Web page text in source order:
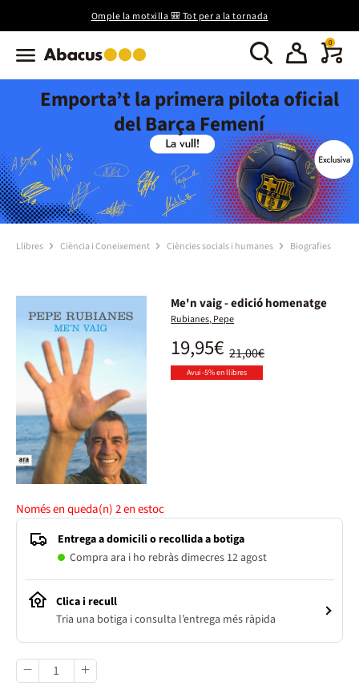
Omple la motxilla 🎒 Tot per a la tornada
0
Emporta’t la primera pilota oficial
del Barça Femení
Llibres Ciència i Coneixement Ciències socials i humanes Biografies
Me'n vaig - edició homenatge
Rubianes, Pepe
21,00€
19,95€
Avui -5% en llibres
Només en queda(n)2en estoc
Entrega a domicili o recollida a botiga
Compra ara i ho rebràs dimecres 12 agost
Clica i recull
Tria una botiga i consulta l’entrega més ràpida